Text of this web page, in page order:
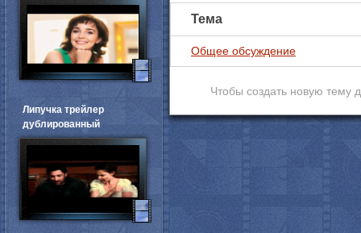
Тема
Общее обсуждение
Чтобы создать новую тему
Липучка трейлер
дублированный